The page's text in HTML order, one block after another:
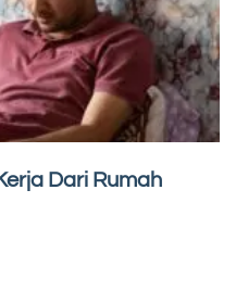
Dari Rumah